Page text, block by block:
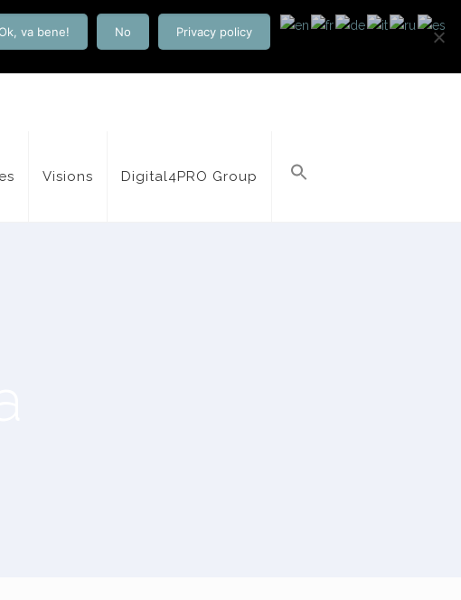
Visions Digital4PRO Group
va bene! No Privacy policy